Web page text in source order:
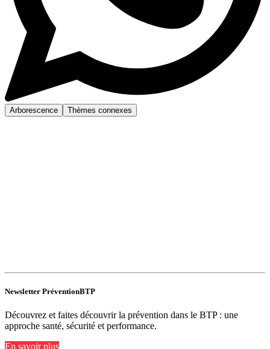
Arborescence Thèmes connexes
Newsletter PréventionBTP
Découvrez et faites découvrir la prévention dans le BTP : une
approche santé, sécurité et performance.
En savoir plus